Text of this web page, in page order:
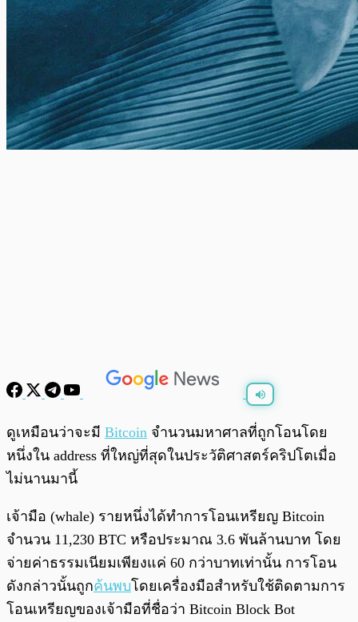
พร้อมเล่น 0:00 /0:00
ดูเหมือนว่าจะมี Bitcoin จำนวนมหาศาลที่ถูกโอนโดย
หนึ่งใน address ที่ใหญ่ที่สุดในประวัติศาสตร์คริปโตเมื่อ
ไม่นานมานี้
เจ้ามือ (whale) รายหนึ่งได้ทำการโอนเหรียญ​ Bitcoin
จำนวน 11,230 BTC หรือประมาณ 3.6 พันล้านบาท โดย
จ่ายค่าธรรมเนียมเพียงแค่ 60 กว่าบาทเท่านั้น การโอน
ดังกล่าวนั้นถูกค้นพบโดยเครื่องมือสำหรับใช้ติดตามการ
โอนเหรียญของเจ้ามือที่ชื่อว่า Bitcoin Block Bot